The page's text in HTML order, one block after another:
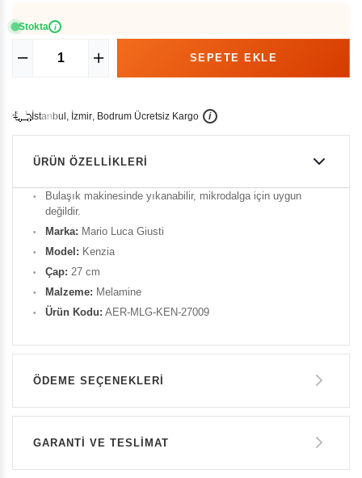
Stokta i
İstanbu , İzmir, Bodrum Ücretsiz Kargo i
ÜRÜN ÖZELLIKLERI
Bulaşık makinesinde yıkanabilir, mikrodalga için uygun
değildir.
Marka: Mario Luca Giusti
Model: Kenzia
Çap: 27 cm
Malzeme: Melamine
Ürün Kodu: AER-MLG-KEN-27009
ÖDEME SEÇENEKLERI
1.500 TL
GARANTİ VE TESLİMAT